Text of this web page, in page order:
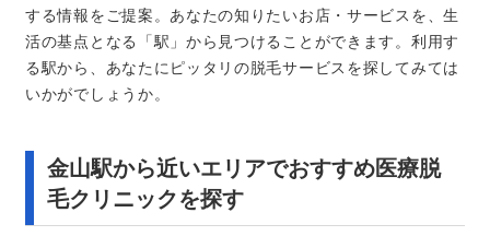
する情報をご提案。あなたの知りたいお店・サービスを、生
活の基点となる「駅」から見つけることができます。利用す
る駅から、あなたにピッタリの脱毛サービスを探してみては
いかがでしょうか。
金山駅から近いエリアでおすすめ医療脱
毛クリニックを探す